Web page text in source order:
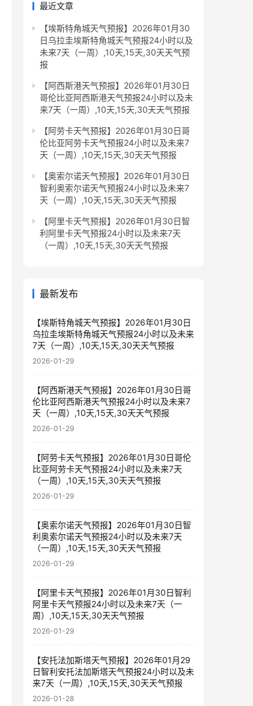
最近文章
【埃斯特角城天气预报】2026年01月30
日乌拉圭埃斯特角城天气预报24小时以及
未来7天（一周）,10天,15天,30天天气预
报
【阿西斯港天气预报】2026年01月30日
哥伦比亚阿西斯港天气预报24小时以及未
来7天（一周）,10天,15天,30天天气预报
【阿劳卡天气预报】2026年01月30日哥
伦比亚阿劳卡天气预报24小时以及未来7
天（一周）,10天,15天,30天天气预报
【奥索尔诺天气预报】2026年01月30日
智利奥索尔诺天气预报24小时以及未来7
天（一周）,10天,15天,30天天气预报
【阿里卡天气预报】2026年01月30日智
利阿里卡天气预报24小时以及未来7天
（一周）,10天,15天,30天天气预报
最新发布
【埃斯特角城天气预报】2026年01月30日
乌拉圭埃斯特角城天气预报24小时以及未来
7天（一周）,10天,15天,30天天气预报
2026-01-29
【阿西斯港天气预报】2026年01月30日哥
伦比亚阿西斯港天气预报24小时以及未来7
天（一周）,10天,15天,30天天气预报
2026-01-29
【阿劳卡天气预报】2026年01月30日哥伦
比亚阿劳卡天气预报24小时以及未来7天
（一周）,10天,15天,30天天气预报
2026-01-29
【奥索尔诺天气预报】2026年01月30日智
利奥索尔诺天气预报24小时以及未来7天
（一周）,10天,15天,30天天气预报
2026-01-29
【阿里卡天气预报】2026年01月30日智利
阿里卡天气预报24小时以及未来7天（一
周）,10天,15天,30天天气预报
2026-01-29
【安托法加斯塔天气预报】2026年01月29
日智利安托法加斯塔天气预报24小时以及未
来7天（一周）,10天,15天,30天天气预报
2026-01-28